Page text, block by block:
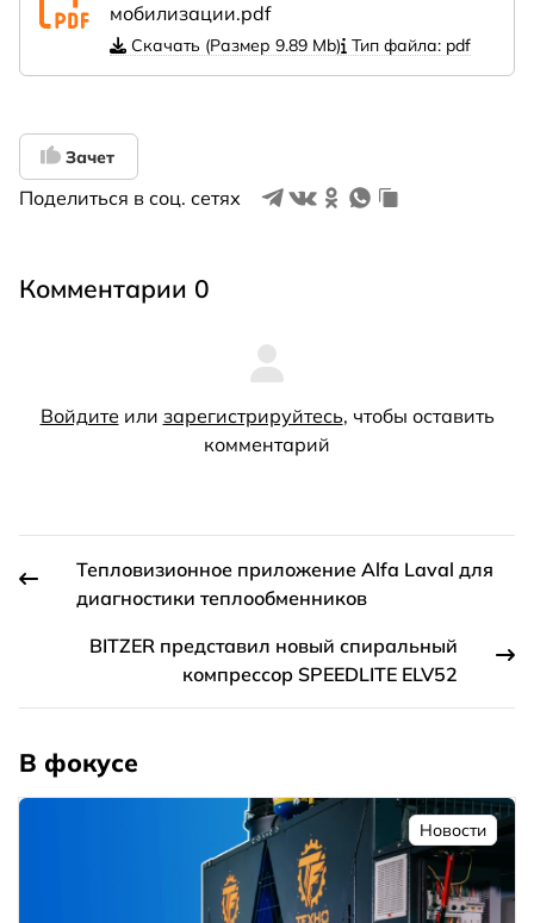
мобилизации.pdf
Скачать (Размер 9.89 Mb) Тип файла: pdf
Зачет
Поделиться в соц. сетях
Комментарии 0
Войдите или зарегистрируйтесь, чтобы оставить
комментарий
Тепловизионное приложение Alfa Laval для
диагностики теплообменников
BITZER представил новый спиральный
компрессор SPEEDLITE ELV52
В фокусе
Новости